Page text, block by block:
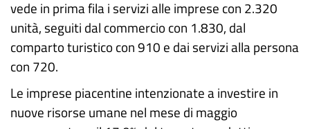
vede in prima fila i servizi alle imprese con 2.320
unità, seguiti dal commercio con 1.830, dal
comparto turistico con 910 e dai servizi alla persona
con 720.
Le imprese piacentine intenzionate a investire in
nuove risorse umane nel mese di maggio